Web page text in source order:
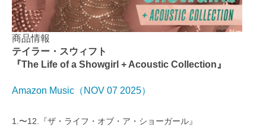
商品情報
テイラー・スウィフト
『The Life of a Showgirl + Acoustic Collection』
Amazon Music（NOV 07 2025）
1.〜12.『ザ・ライフ・オブ・ア・ショーガール』